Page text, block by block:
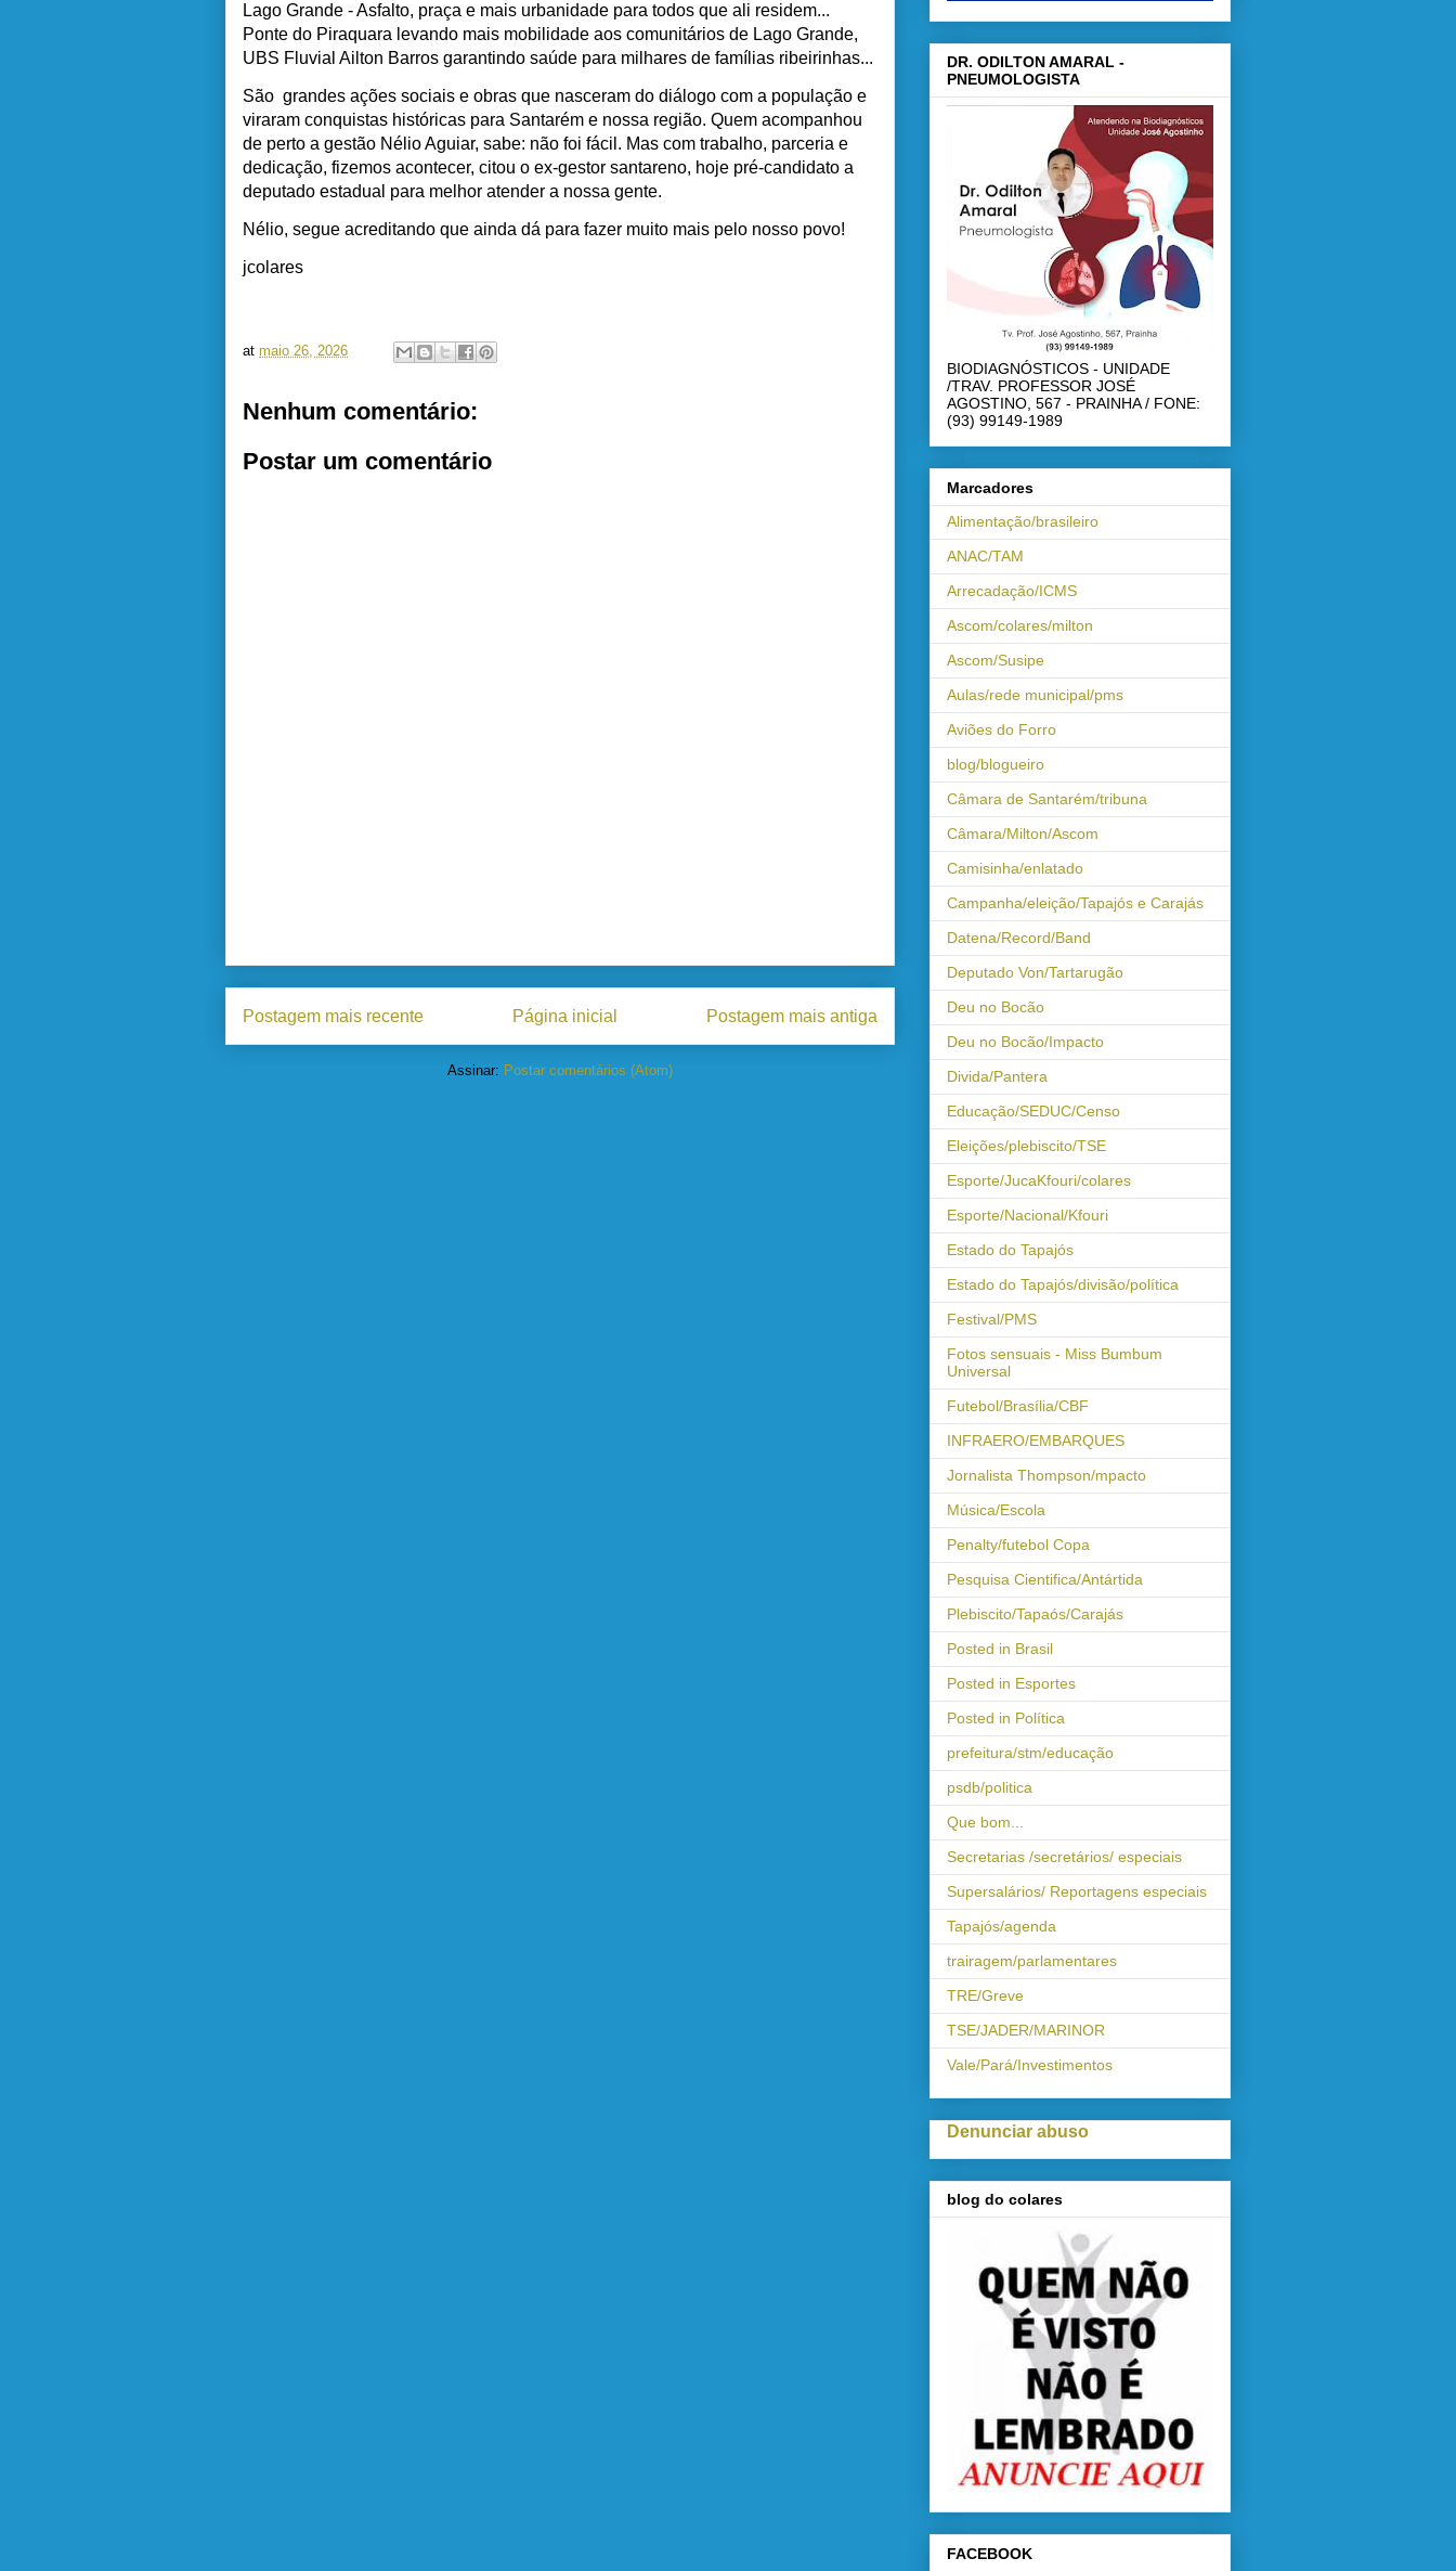
Lago Grande - Asfalto, praça e mais urbanidade para todos que ali residem...
Ponte do Piraquara levando mais mobilidade aos comunitários de Lago Grande,
UBS Fluvial Ailton Barros garantindo saúde para milhares de famílias ribeirinhas...
São grandes ações sociais e obras que nasceram do diálogo com a população e
viraram conquistas históricas para Santarém e nossa região. Quem acompanhou
de perto a gestão Nélio Aguiar, sabe: não foi fácil. Mas com trabalho, parceria e
dedicação, fizemos acontecer, citou o ex-gestor santareno, hoje pré-candidato a
deputado estadual para melhor atender a nossa gente.
Nélio, segue acreditando que ainda dá para fazer muito mais pelo nosso povo!
jcolares
at maio 26, 2026
Nenhum comentário:
Postar um comentário
Postagem mais recente Postagem mais antiga
Página inicial
Assinar: Postar comentários (Atom)
DR. ODILTON AMARAL -
PNEUMOLOGISTA
BIODIAGNÓSTICOS - UNIDADE
/TRAV. PROFESSOR JOSÉ
AGOSTINO, 567 - PRAINHA / FONE:
(93) 99149-1989
Marcadores
Alimentação/brasileiro
ANAC/TAM
Arrecadação/ICMS
Ascom/colares/milton
Ascom/Susipe
Aulas/rede municipal/pms
Aviões do Forro
blog/blogueiro
Câmara de Santarém/tribuna
Câmara/Milton/Ascom
Camisinha/enlatado
Campanha/eleição/Tapajós e Carajás
Datena/Record/Band
Deputado Von/Tartarugão
Deu no Bocão
Deu no Bocão/Impacto
Divida/Pantera
Educação/SEDUC/Censo
Eleições/plebiscito/TSE
Esporte/JucaKfouri/colares
Esporte/Nacional/Kfouri
Estado do Tapajós
Estado do Tapajós/divisão/política
Festival/PMS
Fotos sensuais - Miss Bumbum
Universal
Futebol/Brasília/CBF
INFRAERO/EMBARQUES
Jornalista Thompson/mpacto
Música/Escola
Penalty/futebol Copa
Pesquisa Cientifica/Antártida
Plebiscito/Tapaós/Carajás
Posted in Brasil
Posted in Esportes
Posted in Política
prefeitura/stm/educação
psdb/politica
Que bom...
Secretarias /secretários/ especiais
Supersalários/ Reportagens especiais
Tapajós/agenda
trairagem/parlamentares
TRE/Greve
TSE/JADER/MARINOR
Vale/Pará/Investimentos
Denunciar abuso
blog do colares
FACEBOOK